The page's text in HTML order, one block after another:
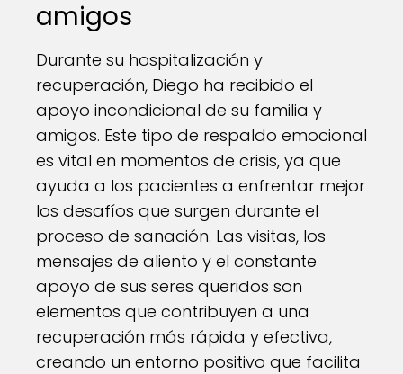
amigos
Durante su hospitalización y
recuperación, Diego ha recibido el
apoyo incondicional de su familia y
amigos. Este tipo de respaldo emocional
es vital en momentos de crisis, ya que
ayuda a los pacientes a enfrentar mejor
los desafíos que surgen durante el
proceso de sanación. Las visitas, los
mensajes de aliento y el constante
apoyo de sus seres queridos son
elementos que contribuyen a una
recuperación más rápida y efectiva,
creando un entorno positivo que facilita